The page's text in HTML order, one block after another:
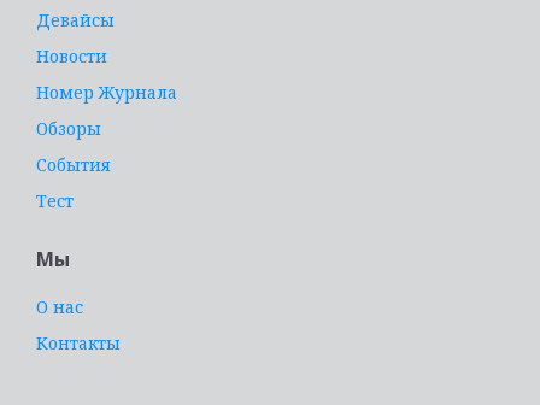
Девайсы
Новости
Номер Журнала
Обзоры
События
Тест
Мы
О нас
Контакты